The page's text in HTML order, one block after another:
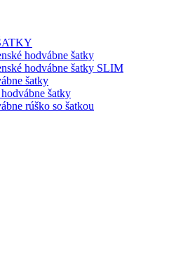
hodvábne šatky
hodvábne šatky SLIM
šatky
šatky
rúško so šatkou